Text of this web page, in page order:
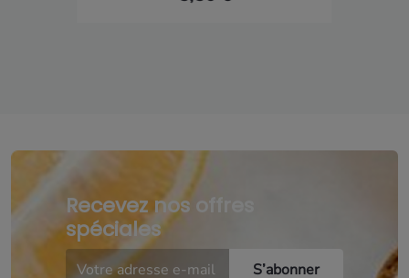
Recevez nos offres
spéciales